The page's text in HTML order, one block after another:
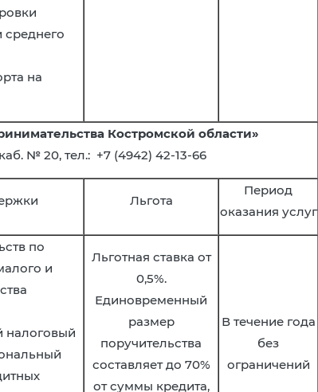
среднего
на
Костромской области»
№ 20, тел.: +7 (4942) 42-13-66
Льгота
Период
оказания услуг
по
и
налоговый
Льготная ставка от
0,5%.
Единовременный
размер
поручительства
составляет до 70%
от суммы кредита,
В течение года
без
ограничений